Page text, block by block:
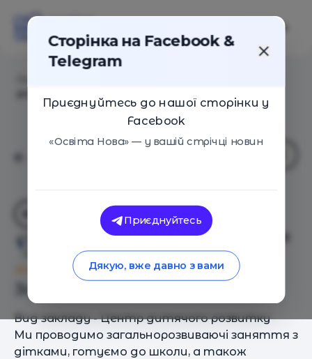
Студія дитячого розвитку та
англійської мови "РозУмка"
Оцінка 0 - 0 голосів
Загальний опис
Вид закладу - Центр дитячого розвитку
Ми проводимо загальнорозвиваючі заняття з
дітками, готуємо до школи, а також
Сторінка на Facebook &
Telegram
Приєднуйтесь до нашої сторінки у
Facebook
«Освіта Нова» — у вашій стрічці новин
Приєднуйтесь
Дякую, вже давно з вами